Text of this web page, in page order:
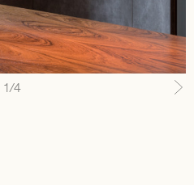
1/4